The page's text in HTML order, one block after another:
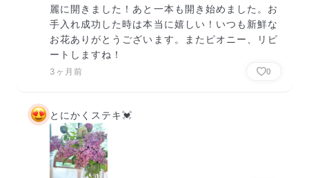
麗に開きました！あと一本も開き始めました。お
手入れ成功した時は本当に嬉しい！いつも新鮮な
お花ありがとうございます。またピオニー、リピ
ートしますね！
3ヶ月前 0
とにかくステキ💓